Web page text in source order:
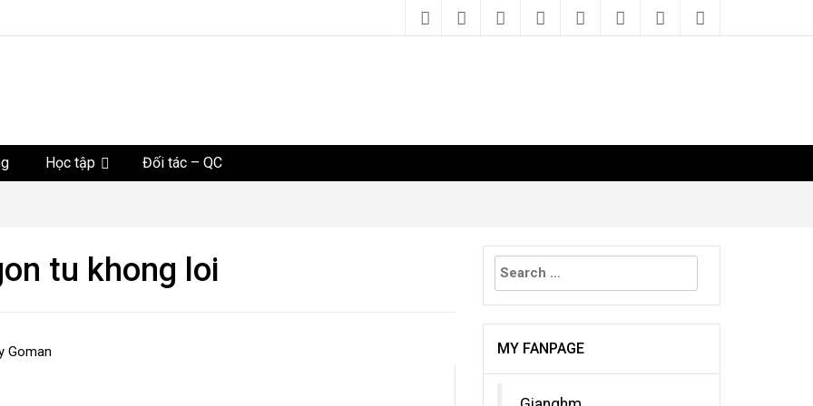
Học tập Đối tác – QC
tu khong loi
Search
for:
MY FANPAGE